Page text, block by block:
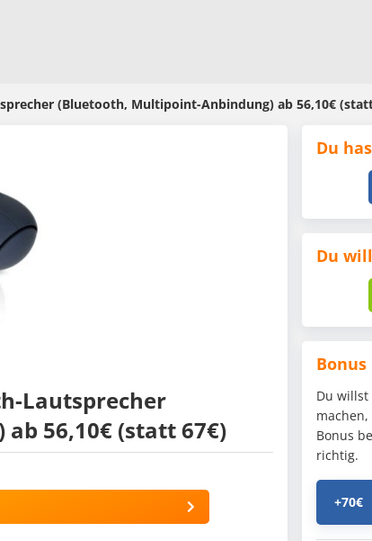
(Bluetooth, Multipoint-Anbindung) ab 56,10€
Lautsprecher
56,10€ (statt 67€)
Du
Du
Bonus
Du
Bonus
richtig.
+70€